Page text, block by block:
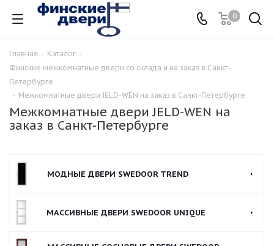
0
Главная - Каталог -
Финские межкомнатные двери со склада и на заказ в Санкт-
Петербурге
- Межкомнатные двери JELD-WEN на заказ в Санкт-Петербурге
Межкомнатные двери JELD-WEN на
заказ в Санкт-Петербурге
МОДНЫЕ ДВЕРИ SWEDOOR TREND
МАССИВНЫЕ ДВЕРИ SWEDOOR UNIQUE